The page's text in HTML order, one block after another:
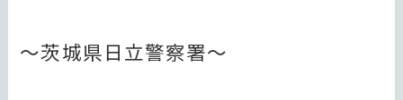
～茨城県日立警察署～